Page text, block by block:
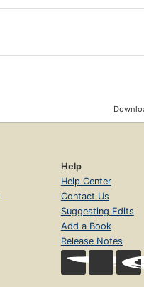
Help
Help Center
Contact Us
Suggesting Edits
Add a Book
Release Notes